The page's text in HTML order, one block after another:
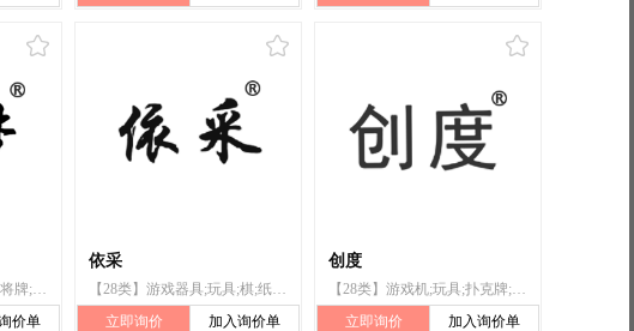
【28类】扑克牌;纸牌;麻将牌;宾果游戏牌;棋;玩具;游戏器具;运动用球;体育活动器械;抽奖用刮刮卡
价单
依采
【28类】游戏器具;玩具;棋;纸牌;扑克牌;锻炼身体器械;射箭用器具;体育活动器械;护肘(体育用品);钓鱼用具
立即询价
加入询价单
创度
【28类】游戏机;玩具;扑克牌;锻炼身体器械;射箭用器具;单杠;护膝（体育用品）;合成材料制圣诞树;钓鱼竿;台球
立即询价
加入询价单